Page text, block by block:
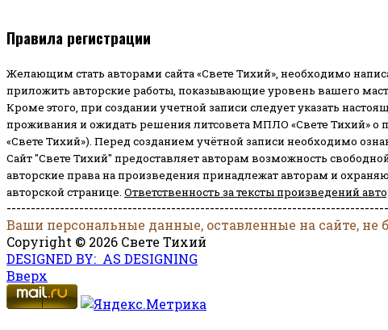
Правила регистрации
Желающим стать авторами сайта «Свете Тихий», необходимо
приложить авторские работы, показывающие уровень вашего
Кроме этого, при создании учетной записи следует указать
проживания и ожидать решения литсовета МПЛО «Свете Тихий»
«Свете Тихий»). Перед созданием учётной записи необходимо
Сайт "Свете Тихий" предоставляет авторам возможность
авторские права на произведения принадлежат авторам и
авторской странице. Ответственность за тексты произведений
Ваши персональные данные, оставленные на сайте,
Copyright © 2026 Свете Тихий
DESIGNED BY: AS DESIGNING
Вверх